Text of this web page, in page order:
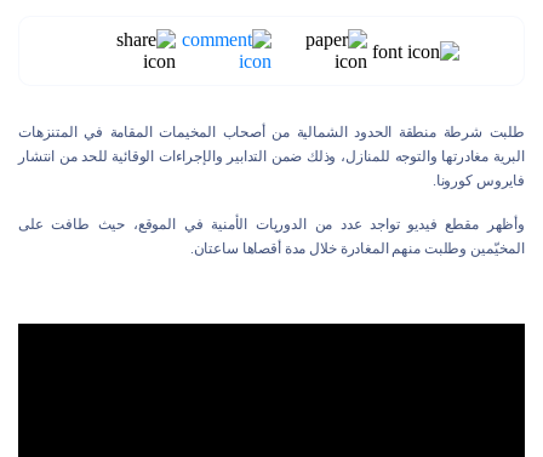
طلبت شرطة منطقة الحدود الشمالية من أصحاب المخيمات المقامة في المتنزهات
البرية مغادرتها والتوجه للمنازل، وذلك ضمن التدابير والإجراءات الوقائية للحد من انتشار
فايروس كورونا.
وأظهر مقطع فيديو تواجد عدد من الدوريات الأمنية في الموقع، حيث طافت على
المخيّمين وطلبت منهم المغادرة خلال مدة أقصاها ساعتان.